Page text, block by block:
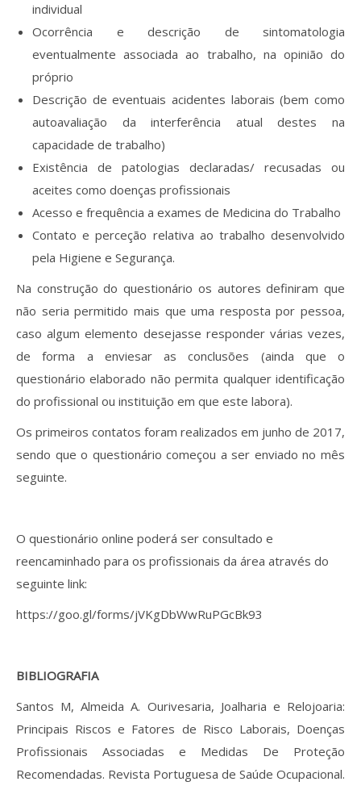
individual
Ocorrência e descrição de sintomatologia
eventualmente associada ao trabalho, na opinião do
próprio
Descrição de eventuais acidentes laborais (bem como
autoavaliação da interferência atual destes na
capacidade de trabalho)
Existência de patologias declaradas/ recusadas ou
aceites como doenças profissionais
Acesso e frequência a exames de Medicina do Trabalho
Contato e perceção relativa ao trabalho desenvolvido
pela Higiene e Segurança.
Na construção do questionário os autores definiram que
não seria permitido mais que uma resposta por pessoa,
caso algum elemento desejasse responder várias vezes,
de forma a enviesar as conclusões (ainda que o
questionário elaborado não permita qualquer identificação
do profissional ou instituição em que este labora).
Os primeiros contatos foram realizados em junho de 2017,
sendo que o questionário começou a ser enviado no mês
seguinte.
O questionário online poderá ser consultado e
reencaminhado para os profissionais da área através do
seguinte link:
https://goo.gl/forms/jVKgDbWwRuPGcBk93
BIBLIOGRAFIA
Santos M, Almeida A. Ourivesaria, Joalharia e Relojoaria:
Principais Riscos e Fatores de Risco Laborais, Doenças
Profissionais Associadas e Medidas De Proteção
Recomendadas. Revista Portuguesa de Saúde Ocupacional.